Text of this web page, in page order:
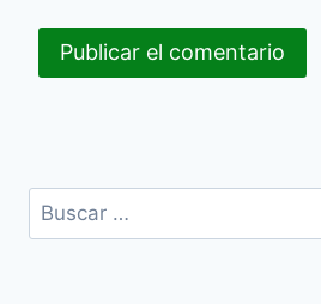
Buscar: